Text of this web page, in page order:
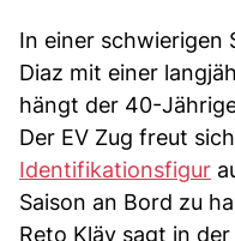
In einer schwierigen
Diaz mit einer
hängt der 40-
Der EV Zug freut
Identifikationsfigur
Saison an Bord zu
Reto Kläy sagt in